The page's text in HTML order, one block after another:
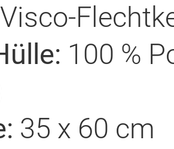
Visco-
100 %
35 x 60 cm